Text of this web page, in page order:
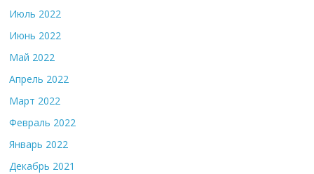
Июль 2022
Июнь 2022
Май 2022
Апрель 2022
Март 2022
Февраль 2022
Январь 2022
Декабрь 2021